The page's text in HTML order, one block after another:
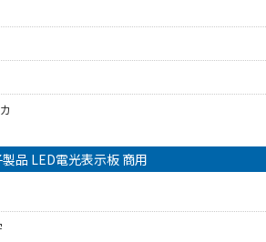
品 LED電光表示板 商用